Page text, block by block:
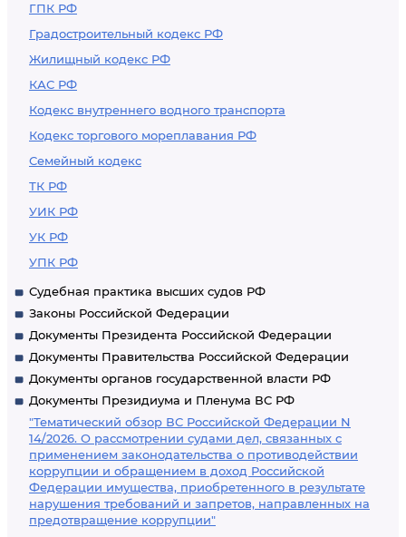
ГПК РФ
Градостроительный кодекс РФ
Жилищный кодекс РФ
КАС РФ
Кодекс внутреннего водного транспорта
Кодекс торгового мореплавания РФ
Семейный кодекс
ТК РФ
УИК РФ
УК РФ
УПК РФ
Судебная практика высших судов РФ
Законы Российской Федерации
Документы Президента Российской Федерации
Документы Правительства Российской Федерации
Документы органов государственной власти РФ
Документы Президиума и Пленума ВС РФ
"Тематический обзор ВС Российской Федерации N
14/2026. О рассмотрении судами дел, связанных с
применением законодательства о противодействии
коррупции и обращением в доход Российской
Федерации имущества, приобретенного в результате
нарушения требований и запретов, направленных на
предотвращение коррупции"